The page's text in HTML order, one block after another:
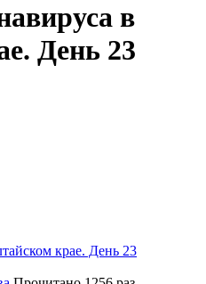
в
День 23